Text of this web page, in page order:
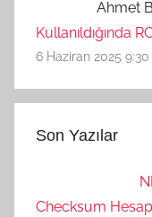
Ahmet
Kullanıldığında
6 Haziran 2025 9:30
Son Yazılar
Checksum